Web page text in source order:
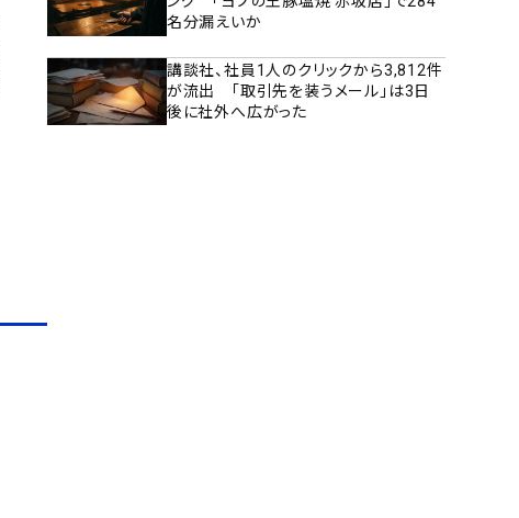
名分漏えいか
講談社、社員1人のクリックから3,812件
が流出 「取引先を装うメール」は3日
後に社外へ広がった